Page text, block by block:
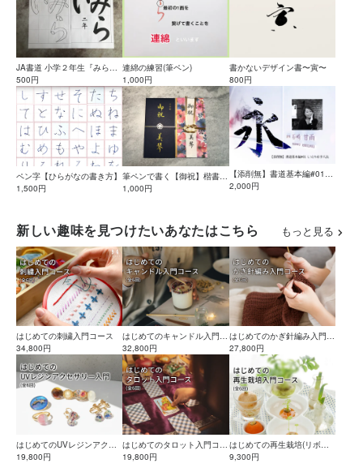
JA書道 小学２年生『みら
い』お手本PDF付き
500円
連綿の練習(筆ペン)
1,000円
書かないデザイン書〜寅〜
800円
ペン字【ひらがなの書き方】
1,500円
筆ペンで書く【御祝】楷書&
行書 参考動画
1,000円
【添削無】書道基本編#01_1
しっとり永字八法
2,000円
新しい趣味を見つけたいあなたはこちら もっと見る
はじめての刺繍入門コース
34,800円
はじめてのキャンドル入門コ
ース
32,800円
はじめてのかぎ針編み入門コ
ース
27,800円
はじめてのUVレジンアクセ
サリー入門コース
19,800円
はじめてのタロット入門コー
ス
19,800円
はじめての再生栽培(リボベ
ジ)入門コース
9,300円